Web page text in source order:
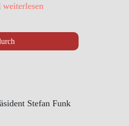
weiterlesen
Stefan Funk